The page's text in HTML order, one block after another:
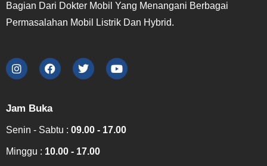
Bagian Dari Dokter Mobil Yang Menangani Berbagai
Permasalahan Mobil Listrik Dan Hybrid.
Jam Buka
Senin - Sabtu : 09.00 - 17.00
Minggu : 10.00 - 17.00